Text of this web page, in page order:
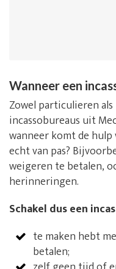
Wanneer een
Zowel particulieren
incassobureaus uit
wanneer komt de hulp
echt van pas?
weigeren te betalen,
herinneringen.
Schakel dus een
te maken hebt
betalen;